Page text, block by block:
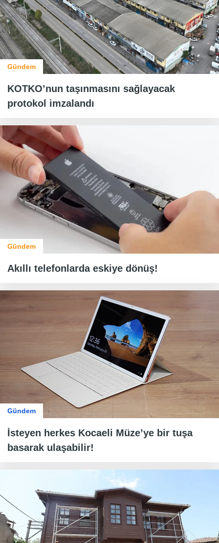
Gündem
KOTKO’nun taşınmasını sağlayacak
protokol imzalandı
Gündem
Akıllı telefonlarda eskiye dönüş!
Gündem
İsteyen herkes Kocaeli Müze’ye bir tuşa
basarak ulaşabilir!